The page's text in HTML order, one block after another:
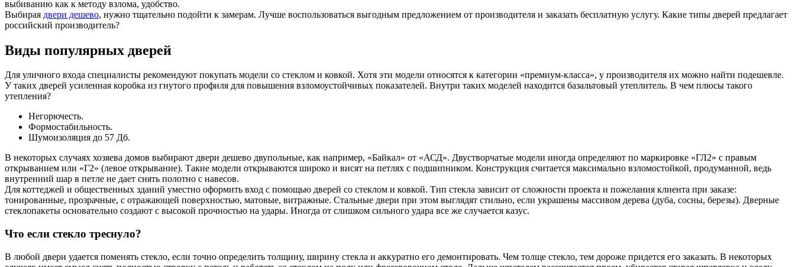
выбиванию как к методу взлома, удобство.
Выбирая двери дешево, нужно тщательно подойти к замерам. Лучше воспользоваться выгодным предложением от производителя и заказать бесплатную услугу. Какие типы дверей предлагает
российский производитель?
Виды популярных дверей
Для уличного входа специалисты рекомендуют покупать модели со стеклом и ковкой. Хотя эти модели относятся к категории «премиум-класса», у производителя их можно найти подешевле.
У таких дверей усиленная коробка из гнутого профиля для повышения взломоустойчивых показателей. Внутри таких моделей находится базальтовый утеплитель. В чем плюсы такого
утепления?
Негорючесть.
Формостабильность.
Шумоизоляция до 57 Дб.
В некоторых случаях хозяева домов выбирают двери дешево двупольные, как например, «Байкал» от «АСД». Двустворчатые модели иногда определяют по маркировке «ГЛ2» с правым
открыванием или «Г2» (левое открывание). Такие модели открываются широко и висят на петлях с подшипником. Конструкция считается максимально взломостойкой, продуманной, ведь
внутренний шар в петле не дает снять полотно с навесов.
Для коттеджей и общественных зданий уместно оформить вход с помощью дверей со стеклом и ковкой. Тип стекла зависит от сложности проекта и пожелания клиента при заказе:
тонированные, прозрачные, с отражающей поверхностью, матовые, витражные. Стальные двери при этом выглядят стильно, если украшены массивом дерева (дуба, сосны, березы). Дверные
стеклопакеты основательно создают с высокой прочностью на удары. Иногда от слишком сильного удара все же случается казус.
Что если стекло треснуло?
В любой двери удается поменять стекло, если точно определить толщину, ширину стекла и аккуратно его демонтировать. Чем толще стекло, тем дороже придется его заказать. В некоторых